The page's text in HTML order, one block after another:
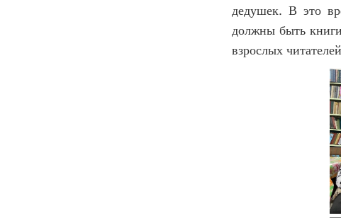
дедушек. В это
должны быть книги
взрослых